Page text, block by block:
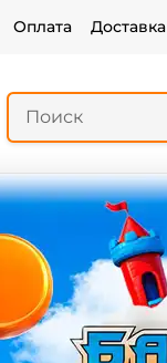
Оплата Доставка